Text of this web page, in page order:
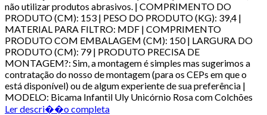
não utilizar produtos abrasivos. | COMPRIMENTO DO
PRODUTO (CM): 153 | PESO DO PRODUTO (KG): 39,4 |
MATERIAL PARA FILTRO: MDF | COMPRIMENTO
PRODUTO COM EMBALAGEM (CM): 150 | LARGURA DO
PRODUTO (CM): 79 | PRODUTO PRECISA DE
MONTAGEM?: Sim, a montagem é simples mas sugerimos a
contratação do nosso de montagem (para os CEPs em que o
está disponível) ou de algum experiente de sua preferência |
MODELO: Bicama Infantil Uly Unicórnio Rosa com Colchões
Ler descri��o completa